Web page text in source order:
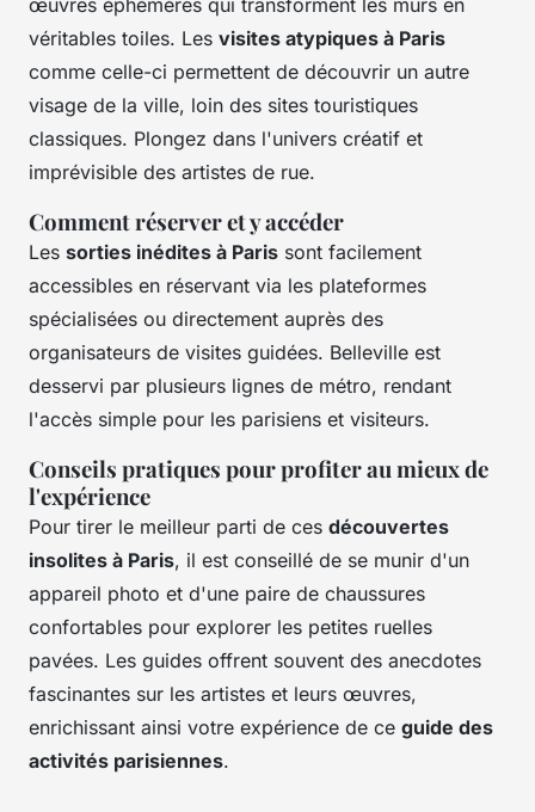
véritables toiles. Les visites atypiques à Paris
comme celle-ci permettent de découvrir un autre
visage de la ville, loin des sites touristiques
classiques. Plongez dans l'univers créatif et
imprévisible des artistes de rue.
Comment réserver et y accéder
Les sorties inédites à Paris sont facilement
accessibles en réservant via les plateformes
spécialisées ou directement auprès des
organisateurs de visites guidées. Belleville est
desservi par plusieurs lignes de métro, rendant
l'accès simple pour les parisiens et visiteurs.
Conseils pratiques pour profiter au mieux de
l'expérience
Pour tirer le meilleur parti de ces découvertes
insolites à Paris, il est conseillé de se munir d'un
appareil photo et d'une paire de chaussures
confortables pour explorer les petites ruelles
pavées. Les guides offrent souvent des anecdotes
fascinantes sur les artistes et leurs œuvres,
enrichissant ainsi votre expérience de ce guide des
activités parisiennes.